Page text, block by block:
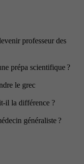
professeur des
prépa scientifique ?
le grec
il la différence ?
généraliste ?